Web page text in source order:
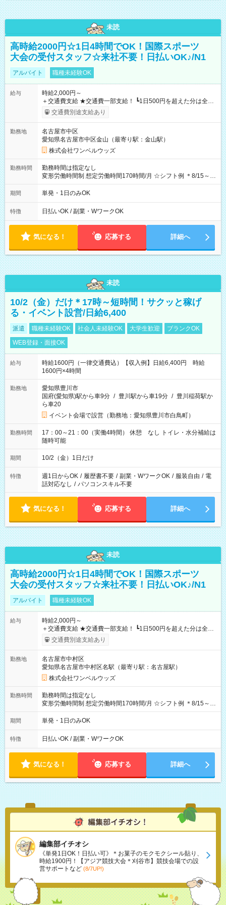
未読
高時給2000円☆1日4時間でOK！国際スポーツ
大会の受付スタッフ☆来社不要！日払いOK♪/N1
アルバイト 職種未経験OK
給与
時給2,000円～
＋交通費支給 ★交通費一部支給！ ┗1日500円を超えた分は全額
支給！ ※往復500円以内の方は自己負担となります ★日払い
OK！（規定あり） ┗働いたその日に現金GET♪ お仕事後はコン
期間なし
交通費別途支給あり
勤務地
名古屋市中区
愛知県名古屋市中区金山（最寄り駅：金山駅）
株式会社ワンベルウッズ
勤務時間
勤務時間は指定なし
変形労働時間制 想定労働時間170時間/月 ☆シフト例 ＊8/15～
10/26 全日共通 08：00～12：00 17：00～21：00 ＊8/31
～9/19のみ下記シフトもあります！ 12：00～16：00 ＊9/6～
00
期間 単発・1日のみOK
特徴 日払いOK / 副業・WワークOK
気になる！ 応募する 詳細へ
未読
10/2（金）だけ＊17時～短時間！サクッと稼げ
る・イベント設営/日給6,400
派遣 職種未経験OK 社会人未経験OK 大学生歓迎
ブランクOK
WEB登録・面接OK
給与
時給1600円（一律交通費込）【収入例】日給6,400円 時給
1600円×4時間
勤務地
愛知県豊川市
国府(愛知県)駅から車9分 / 豊川駅から車19分 / 豊川稲荷駅か
ら車20
イベント会場で設営（勤務地：愛知県豊川市白鳥町）
勤務時間
17：00～21：00（実働4時間） 休憩 なし トイレ・水分補給は
随時可能
期間 10/2（金）1日だけ
特徴 週1日からOK / 履歴書不要 / 副業・WワークOK / 服装自由 / 電
話対応なし / パソコンスキル不要
気になる！ 応募する 詳細へ
未読
高時給2000円☆1日4時間でOK！国際スポーツ
大会の受付スタッフ☆来社不要！日払いOK♪/N1
アルバイト 職種未経験OK
給与
時給2,000円～
＋交通費支給 ★交通費一部支給！ ┗1日500円を超えた分は全額
支給！ ※往復500円以内の方は自己負担となります ★日払い
OK！（規定あり） ┗働いたその日に現金GET♪ お仕事後はコン
期間なし
交通費別途支給あり
勤務地
名古屋市中村区
愛知県名古屋市中村区名駅（最寄り駅：名古屋駅）
株式会社ワンベルウッズ
勤務時間
勤務時間は指定なし
変形労働時間制 想定労働時間170時間/月 ☆シフト例 ＊8/15～
10/26 全日共通 08：00～12：00 17：00～21：00 ＊8/31
～9/19のみ下記シフトもあります！ 12：00～16：00 ＊9/6～
00
期間 単発・1日のみOK
特徴 日払いOK / 副業・WワークOK
気になる！ 応募する 詳細へ
編集部イチオシ
《単発1日OK！日払い可》＊お菓子のモクモクシール貼り、
時給1900円！【アジア競技大会＊刈谷市】競技会場での設
営サポートなど (8/7UP!)